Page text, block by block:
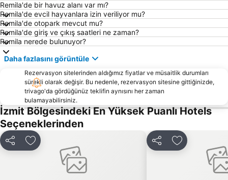
Eskihisar
İzmit Tren Garı
Adapazarı Tren Garı
Kaynarca
Kemaliye
İstanbuldere Alabalık Evi
Gebze Otobüs Terminali
Fethiye Caddesi
Archaelogical area of İznik
Natürköy
Büyükderbent Tren Garı
Kocaeli Fuarı
Kocaeli Cengiz Topel Havalimanı
Tüpraş
Hagia Sophia
Eker Lokantası
Regional Cultures Fair
Remila'de bir havuz alanı var mı?
Remila'de evcil hayvanlara izin veriliyor mu?
Remila'de otopark mevcut mu?
Remila'de giriş ve çıkış saatleri ne zaman?
Remila nerede bulunuyor?
Daha fazlasını görüntüle
Rezervasyon sitelerinden aldığımız fiyatlar ve müsaitlik durumları
sürekli olarak değişir. Bu nedenle, rezervasyon sitesine gittiğinizde,
trivago'da gördüğünüz teklifin aynısını her zaman
bulamayabilirsiniz.
İzmit Bölgesindeki En Yüksek Puanlı Hotels
Seçeneklerinden
Paylaş Favorilerime ekle Paylaş Favorilerime